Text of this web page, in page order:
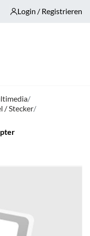
Login / Registrieren
/
/ Stecker/